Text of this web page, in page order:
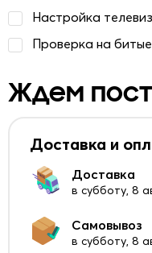
Настройка
Проверка на
Ждем
Доставка и
Доставка
в субботу, 8
Самовывоз
в субботу, 8